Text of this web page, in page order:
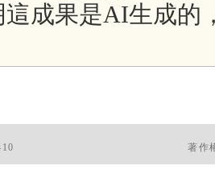
這成果是AI生成的
著作